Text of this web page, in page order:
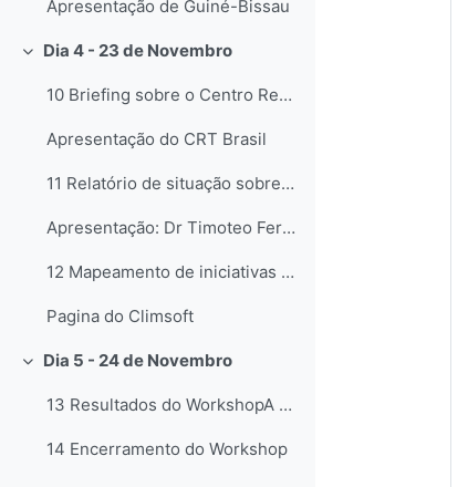
Apresentação de Guiné-Bissau
Colapsar
Dia 4 - 23 de Novembro
10 Briefing sobre o Centro Regional de Treinamento...
Apresentação do CRT Brasil
11 Relatório de situação sobre o Centro Regional d...
Apresentação: Dr Timoteo Ferreira
12 Mapeamento de iniciativas e oportunidades locai...
Pagina do Climsoft
Colapsar
Dia 5 - 24 de Novembro
13 Resultados do WorkshopA sessão final do Worksho...
14 Encerramento do Workshop